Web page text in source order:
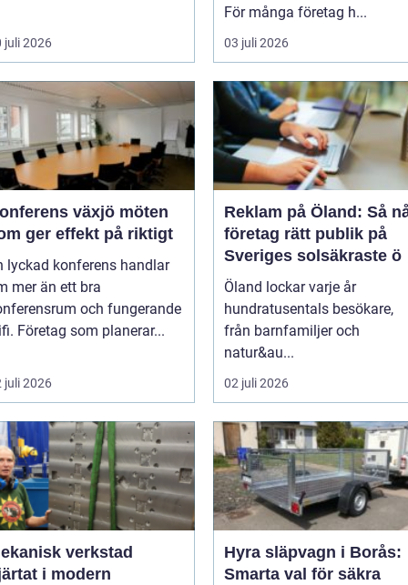
juli 2026
För många företag h...
03 juli 2026
växjö möten
ger effekt på riktigt
lyckad konferens handlar
mer än ett bra
och fungerande
Företag som planerar...
juli 2026
Reklam på Öland: Så
företag rätt publik på
Sveriges solsäkraste ö
Öland lockar varje år
hundratusentals besökare,
från barnfamiljer och
natur&au...
02 juli 2026
verkstad
i modern
Hyra släpvagn i Borås:
Smarta val för säkra